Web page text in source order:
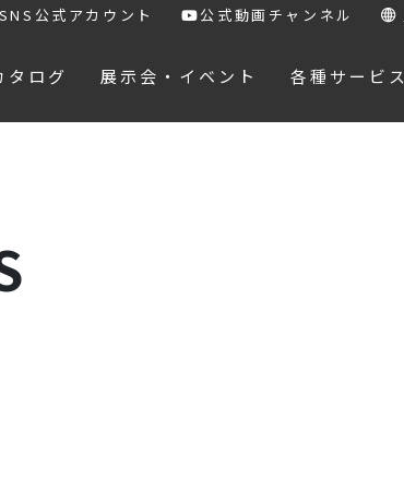
SNS公式アカウント 公式動画チャンネル
タログ 展示会・イベント 各種サービス